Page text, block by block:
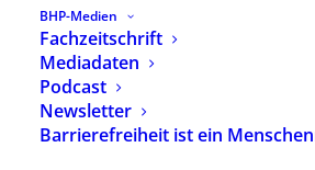
BHP-Medien
Fachzeitschrift
Mediadaten
Podcast
Newsletter
Barrierefreiheit ist ein
Mitarbeitende des BHP e.V. und
Wein, Sekt und Büffet klang der
interessanten Gesprächen und
aus.
Der BHP wünscht Dieter Lotz